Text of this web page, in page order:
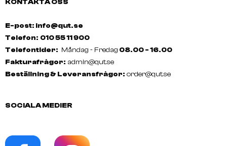
KONTAKTA OSS
E-post: info@qut.se
Telefon: 010 55 11 900
Telefontider: Måndag - Fredag 08.00 - 16.00
Fakturafrågor: admin@qut.se
Beställning & Leveransfrågor: order@qut.se
SOCIALA MEDIER